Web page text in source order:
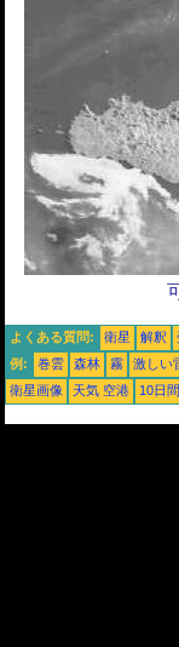
よくある質問: 衛星 解釈
例:
巻雲 森林 霧 激しい
衛星画像
天気 空港 10日